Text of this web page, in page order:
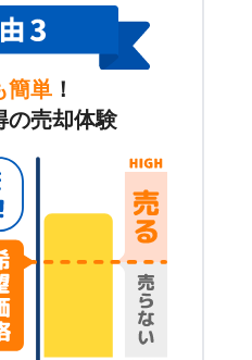
簡単 ！
の売却体験